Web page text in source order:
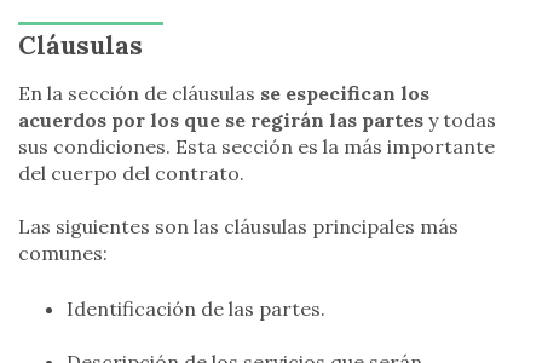
Cláusulas
En la sección de cláusulas se especifican los
acuerdos por los que se regirán las partes y todas
sus condiciones. Esta sección es la más importante
del cuerpo del contrato.
Las siguientes son las cláusulas principales más
comunes:
Identificación de las partes.